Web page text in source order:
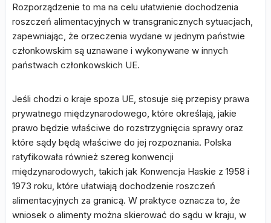
Rozporządzenie to ma na celu ułatwienie dochodzenia
roszczeń alimentacyjnych w transgranicznych sytuacjach,
zapewniając, że orzeczenia wydane w jednym państwie
członkowskim są uznawane i wykonywane w innych
państwach członkowskich UE.
Jeśli chodzi o kraje spoza UE, stosuje się przepisy prawa
prywatnego międzynarodowego, które określają, jakie
prawo będzie właściwe do rozstrzygnięcia sprawy oraz
które sądy będą właściwe do jej rozpoznania. Polska
ratyfikowała również szereg konwencji
międzynarodowych, takich jak Konwencja Haskie z 1958 i
1973 roku, które ułatwiają dochodzenie roszczeń
alimentacyjnych za granicą. W praktyce oznacza to, że
wniosek o alimenty można skierować do sądu w kraju, w